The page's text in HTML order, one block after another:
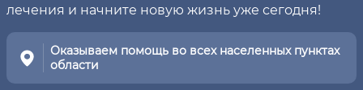
лечения и начните новую жизнь уже сегодня!
Оказываем помощь во всех населенных пунктах
области